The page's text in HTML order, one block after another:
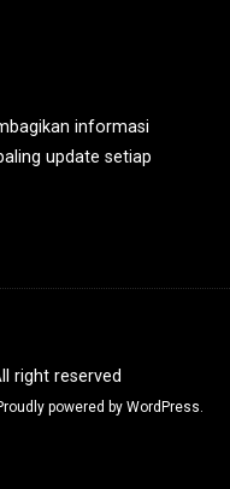
informasi
update setiap
right reserved
powered by WordPress.